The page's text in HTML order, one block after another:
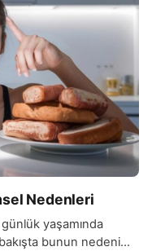
Nedenleri
yaşamında
bunun nedeni